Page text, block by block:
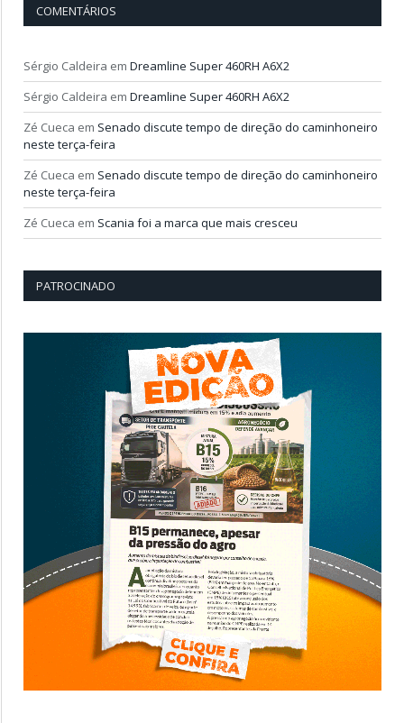
COMENTÁRIOS
Sérgio Caldeira em Dreamline Super 460RH A6X2
Sérgio Caldeira em Dreamline Super 460RH A6X2
Zé Cueca em Senado discute tempo de direção do caminhoneiro
neste terça-feira
Zé Cueca em Senado discute tempo de direção do caminhoneiro
neste terça-feira
Zé Cueca em Scania foi a marca que mais cresceu
PATROCINADO